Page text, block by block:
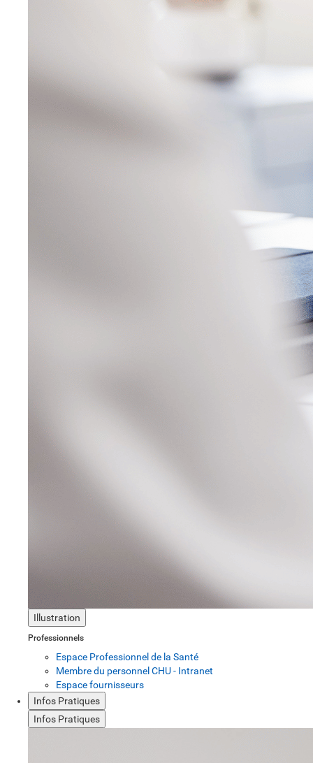
Illustration
Professionnels
Espace Professionnel de la Santé
Membre du personnel CHU - Intranet
Espace fournisseurs
Infos Pratiques
Infos Pratiques